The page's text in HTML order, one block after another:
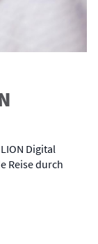
Digital
Reise durch